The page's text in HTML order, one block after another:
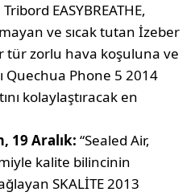
EASYBREATHE,
ve sıcak tutan İzeber
tür zorlu hava koşuluna ve
Quechua Phone 5 2014
kolaylaştıracak en
19 Aralık: “Sealed Air,
kalite bilincinin
SKALİTE 2013